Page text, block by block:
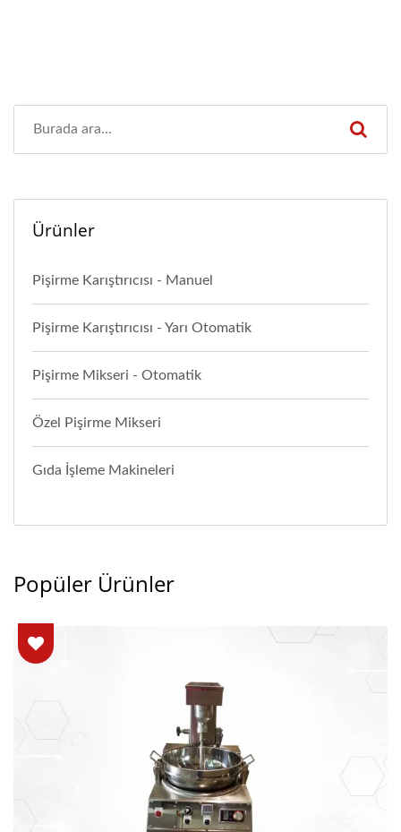
Ürünler
Pişirme Karıştırıcısı - Manuel
Pişirme Karıştırıcısı - Yarı Otomatik
Pişirme Mikseri - Otomatik
Özel Pişirme Mikseri
Gıda İşleme Makineleri
Popüler Ürünler